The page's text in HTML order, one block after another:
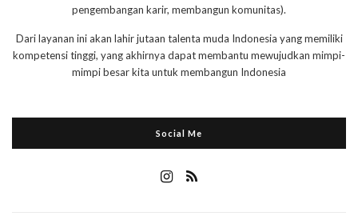
pengembangan karir, membangun komunitas).
Dari layanan ini akan lahir jutaan talenta muda Indonesia yang memiliki
kompetensi tinggi, yang akhirnya dapat membantu mewujudkan mimpi-
mimpi besar kita untuk membangun Indonesia
Social Me